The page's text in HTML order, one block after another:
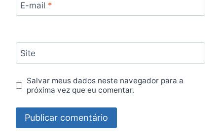
E-mail *
Site
Salvar meus dados neste navegador para a
próxima vez que eu comentar.